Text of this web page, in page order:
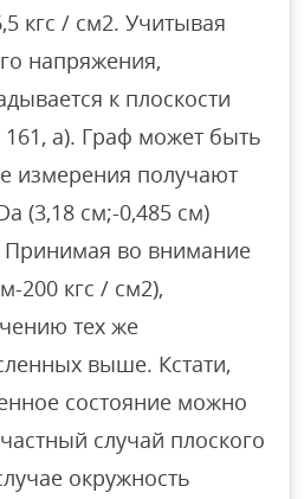
кгс / см2. Учитывая
напряжения,
к плоскости
а). Граф может быть
измерения получают
(3,18 см;-0,485 см)
Принимая во внимание
200 кгс / см2),
тех же
выше. Кстати,
состояние можно
случай плоского
окружность